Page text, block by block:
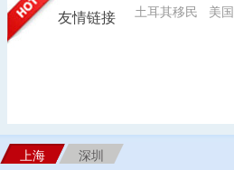
友情链接 土耳其移民 美
上海
深圳